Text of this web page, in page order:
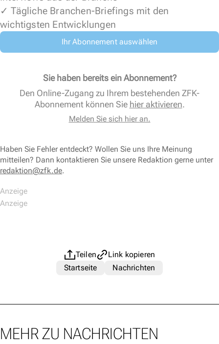
✓ Tägliche Branchen-Briefings mit den
wichtigsten Entwicklungen
Ihr Abonnement auswählen
Sie haben bereits ein Abonnement?
Den Online-Zugang zu Ihrem bestehenden ZFK-
Abonnement können Sie hier aktivieren.
Melden Sie sich hier an.
Haben Sie Fehler entdeckt? Wollen Sie uns Ihre Meinung
mitteilen? Dann kontaktieren Sie unsere Redaktion gerne unter
redaktion@zfk.de.
Teilen
Link kopieren
Startseite
Nachrichten
MEHR ZU NACHRICHTEN